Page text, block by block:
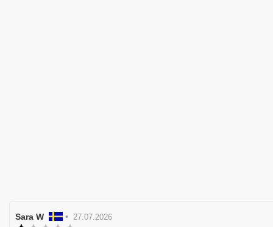
Forfatter:
Sara W • Omtaledato:
27.07.2026